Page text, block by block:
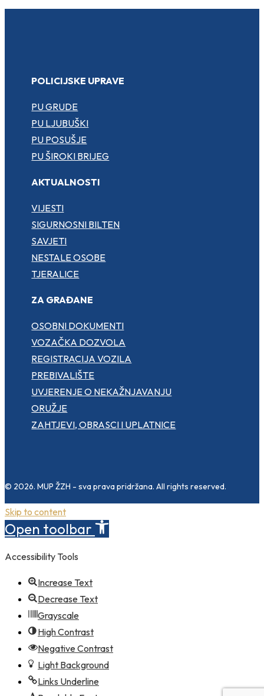
POLICIJSKE UPRAVE
PU GRUDE
PU LJUBUŠKI
PU POSUŠJE
PU ŠIROKI BRIJEG
AKTUALNOSTI
VIJESTI
SIGURNOSNI BILTEN
SAVJETI
NESTALE OSOBE
TJERALICE
ZA GRAĐANE
OSOBNI DOKUMENTI
VOZAČKA DOZVOLA
REGISTRACIJA VOZILA
PREBIVALIŠTE
UVJERENJE O NEKAŽNJAVANJU
ORUŽJE
ZAHTJEVI, OBRASCI I UPLATNICE
© 2026. MUP ŽZH - sva prava pridržana. All rights reserved.
Skip to content
Open toolbar
Accessibility Tools
Increase Text
Decrease Text
Grayscale
High Contrast
Negative Contrast
Light Background
Links Underline